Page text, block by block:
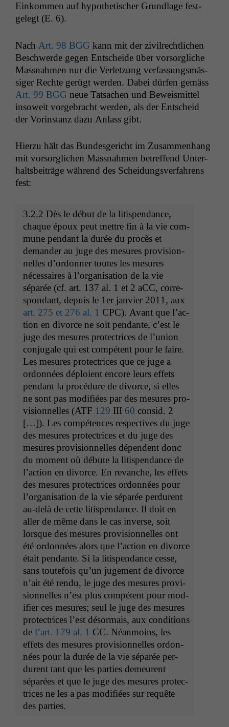
Einkom­men auf hypo­thetis­ch­er Grund­lage fest­
gelegt (E. 6).
Nach Art. 98 BGG kann mit der zivil­rechtlichen
Beschw­erde gegen Entschei­de über vor­sor­gliche
Mass­nah­men nur die Ver­let­zung ver­fas­sungsmäs­
siger Rechte gerügt wer­den. Dabei dür­fen gemäss
Art. 99 BGG neue Tat­sachen und Beweis­mit­tel
insoweit vorge­bracht wer­den, als der Entscheid
der Vorin­stanz dazu Anlass gibt.
Hierzu hält das Bun­des­gericht im Zusam­men­hang
mit vor­sor­glichen Mass­nah­men betr­e­f­fend Unter­
halts­beiträge während des Schei­dungsver­fahrens
fest:
3.2.2 Dès le début de la litispen­dance,
chaque époux peut met­tre fin à la vie com­
mune pen­dant la durée du procès et
deman­der au juge des mesures pro­vi­sion­
nelles d’or­don­ner toutes les mesures
néces­saires à l’or­gan­i­sa­tion de la vie
séparée (cf. art. 137 al. 1 et 2 aCC, cor­re­
spon­dant, depuis le 1er jan­vi­er 2011, aux
art. 275 et 276 al. 1 CPC). Avant que l’ac­
tion en divorce ne soit pen­dante, c’est le
juge des mesures pro­tec­tri­ces de l’u­nion
con­ju­gale qui est com­pé­tent pour le faire.
Les mesures pro­tec­tri­ces que ce juge a
ordon­nées déploient encore leurs effets
pen­dant la procé­dure de divorce, si elles
ne sont pas mod­i­fiées par des mesures pro­
vi­sion­nelles (ATF 129 III 60 con­sid. 2
[…]). Les com­pé­tences respec­tives du juge
des mesures pro­tec­tri­ces et du juge des
mesures pro­vi­sion­nelles dépen­dent donc
du moment où débute la litispen­dance de
l’ac­tion en divorce. En revanche, les effets
des mesures pro­tec­tri­ces ordon­nées pour
l’or­gan­i­sa­tion de la vie séparée per­durent
au-delà de cette litispen­dance. Il doit en
aller de même dans le cas inverse, soit
lorsque des mesures pro­vi­sion­nelles ont
été ordon­nées alors que l’ac­tion en divorce
était pen­dante. Si la litispen­dance cesse,
sans toute­fois qu’un juge­ment de divorce
n’ait été ren­du, le juge des mesures pro­vi­
sion­nelles n’est plus com­pé­tent pour mod­
i­fi­er ces mesures; seul le juge des mesures
pro­tec­tri­ces l’est désor­mais, aux con­di­tions
de l’art. 179 al. 1 CC. Néan­moins, les
effets des mesures pro­vi­sion­nelles ordon­
nées pour la durée de la vie séparée per­
durent tant que les par­ties demeurent
séparées et que le juge des mesures pro­tec­
tri­ces ne les a pas mod­i­fiées sur requête
des parties.